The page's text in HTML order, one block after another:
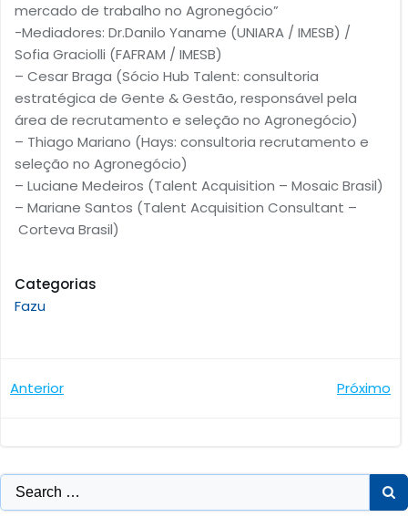
mercado de trabalho no Agronegócio”
-Mediadores: Dr.Danilo Yaname (UNIARA / IMESB) /
Sofia Graciolli (FAFRAM / IMESB)
– Cesar Braga (Sócio Hub Talent: consultoria
estratégica de Gente & Gestão, responsável pela
área de recrutamento e seleção no Agronegócio)
– Thiago Mariano (Hays: consultoria recrutamento e
seleção no Agronegócio)
– Luciane Medeiros (Talent Acquisition – Mosaic Brasil)
– Mariane Santos (Talent Acquisition Consultant –
Corteva Brasil)
Categorias
Fazu
Navegação
Post
Anterior
Post
Próximo
Search
for: